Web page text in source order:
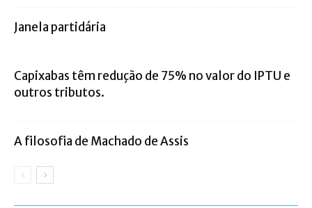
Janela partidária
Capixabas têm redução de 75% no valor do IPTU e
outros tributos.
A filosofia de Machado de Assis